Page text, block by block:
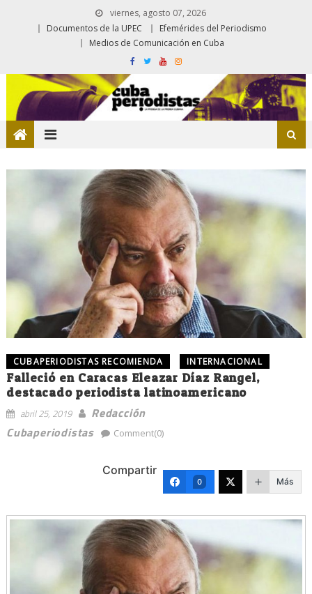
viernes, agosto 07, 2026
Documentos de la UPEC
Efemérides del Periodismo
Medios de Comunicación en Cuba
CUBAPERIODISTAS RECOMIENDA INTERNACIONAL
Falleció en Caracas Eleazar Díaz Rangel,
destacado periodista latinoamericano
abril 25, 2019
Redacción
Cubaperiodistas
Comment(0)
Compartir
0 Más